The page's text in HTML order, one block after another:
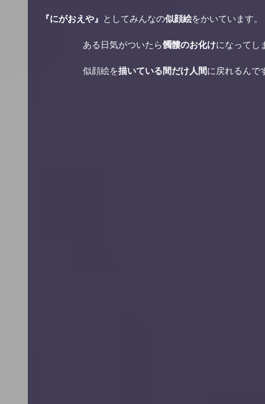
『にがおえや』 としてみんなの似顔絵をかいています。
ある日気がついたら髑髏のお化けになってし
似顔絵を描いている間だけ人間に戻れるんで